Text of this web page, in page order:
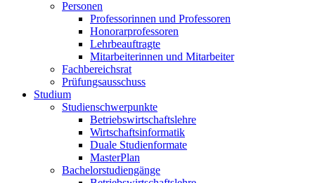
Personen
Professorinnen und Professoren
Honorarprofessoren
Lehrbeauftragte
Mitarbeiterinnen und Mitarbeiter
Fachbereichsrat
Prüfungsausschuss
Studium
Studienschwerpunkte
Betriebswirtschaftslehre
Wirtschaftsinformatik
Duale Studienformate
MasterPlan
Bachelorstudiengänge